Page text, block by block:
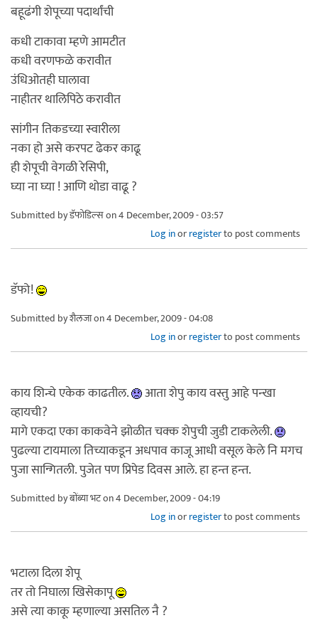
बहूढंगी शेपूच्या पदार्थांची
कधी टाकावा म्हणे आमटीत
कधी वरणफळे करावीत
उंधिओतही घालावा
नाहीतर थालिपिठे करावीत
सांगीन तिकडच्या स्वारीला
नका हो असे करपट ढेकर काढू
ही शेपूची वेगळी रेसिपी,
घ्या ना घ्या ! आणि थोडा वाढू ?
Submitted byडॅफोडिल्सon 4 December, 2009 - 03:57
Log inorregisterto post comments
डॅफो!
Submitted byशैलजाon 4 December, 2009 - 04:08
Log inorregisterto post comments
काय शिन्चे एकेक काढतील.
आता शेपु काय वस्तु आहे पन्खा
व्हायची?
मागे एकदा एका काकवेने झोळीत चक्क शेपुची जुडी टाकलेली.
पुढल्या टायमाला तिच्याकडून अधपाव काजू आधी वसूल केले नि मगच
पुजा सान्गितली. पुजेत पण प्रिपेड दिवस आले. हा हन्त हन्त.
Submitted byबोंब्या भटon 4 December, 2009 - 04:19
Log inorregisterto post comments
भटाला दिला शेपू
तर तो निघाला खिसेकापू
असे त्या काकू म्हणाल्या असतिल नै ?